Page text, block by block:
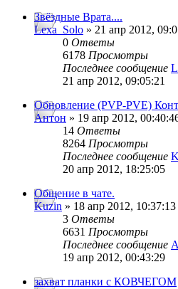
Звёздные Врата....
Lexa_Solo » 21 апр 2012,
0 Ответы
6178 Просмотры
Последнее сообщение
21 апр 2012, 09:05:21
Обновление (PVP-PVE)
Антон » 19 апр 2012,
14 Ответы
8264 Просмотры
Последнее сообщение
20 апр 2012, 18:25:05
Общение в чате.
Kuzin » 18 апр 2012, 10:37:13
3 Ответы
6631 Просмотры
Последнее сообщение
19 апр 2012, 00:43:29
захват планки с КОВЧЕГОМ